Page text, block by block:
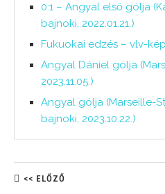
0:1 – Angyal első gólja
bajnoki, 2022.01.21.)
Fukuokai edzés – vlv-
Angyal Dániel gólja
2023.11.05.)
Angyal gólja (Marseille-
bajnoki, 2023.10.22.)
<< ELŐZŐ